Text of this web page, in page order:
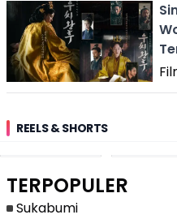
REELS & SHORTS
Festival Ekstrem
San Fermín,
Banteng
"Bang Messi"
TERPOPULER
Sukabumi